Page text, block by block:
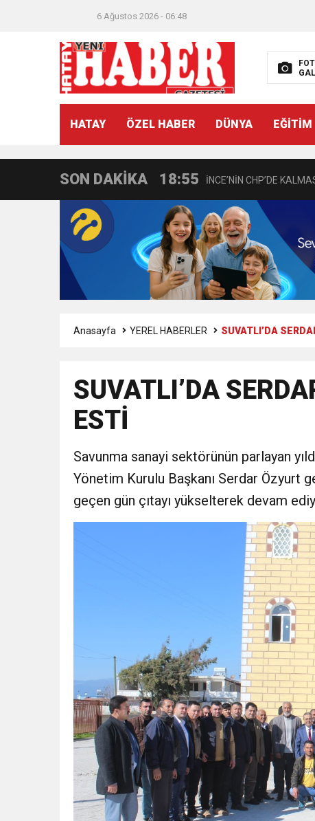
6 Ağustos 2026 - 06:48
HATAY ÖZEL HABER DÜNYA EĞİTİM
SON DAKİKA
21:40 CEYLANDERE’DE
18:22
18:55 İNCE’NİN CHP’DE
11:57 IŞIL Eczanesi Görkemli
21:40 HİKMET KAMİL
3:47
17:36 KURUMLAR VERGİSİ
21:40 CEYLANDERE’DE
18:22 BAŞKAN SAMİ
Anasayfa YEREL HABERLER SUVATLI’DA
SUVATLI’DA
ESTİ
Savunma sanayi sektörünün parlayan
Yönetim Kurulu Başkanı Serdar Özyurt
geçen gün çıtayı yükselterek devam